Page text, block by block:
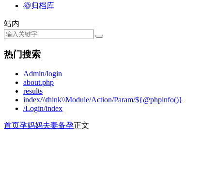
归档库
站内
热门搜索
Admin/login
about.php
results
index/\\think\\Module/Action/Param/${@phpinfo()}
/Login/index
首页孕妈妈夫妻备孕正文